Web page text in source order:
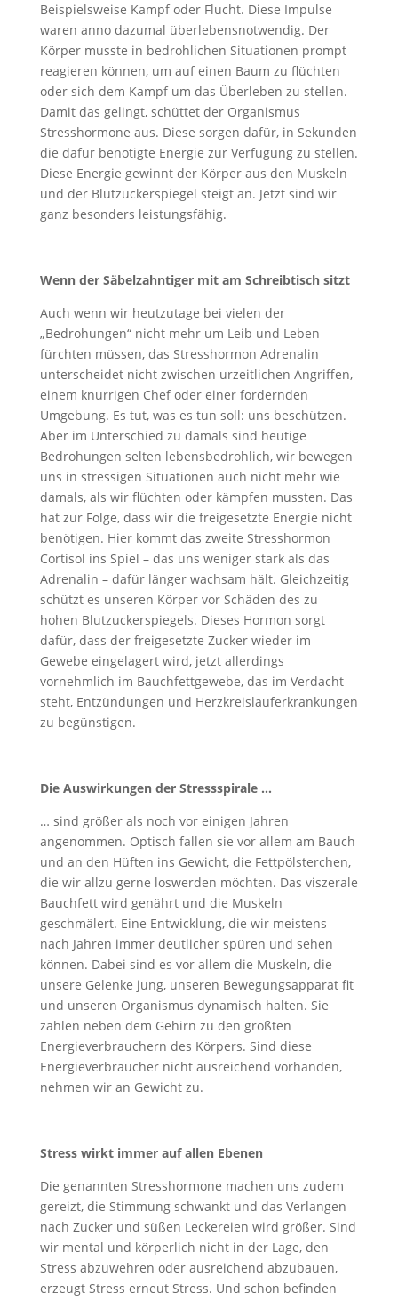
Beispielsweise Kampf oder Flucht. Diese Impulse
waren anno dazumal überlebensnotwendig. Der
Körper musste in bedrohlichen Situationen prompt
reagieren können, um auf einen Baum zu flüchten
oder sich dem Kampf um das Überleben zu stellen.
Damit das gelingt, schüttet der Organismus
Stresshormone aus. Diese sorgen dafür, in Sekunden
die dafür benötigte Energie zur Verfügung zu stellen.
Diese Energie gewinnt der Körper aus den Muskeln
und der Blutzuckerspiegel steigt an. Jetzt sind wir
ganz besonders leistungsfähig.
Wenn der Säbelzahntiger mit am Schreibtisch sitzt
Auch wenn wir heutzutage bei vielen der
„Bedrohungen“ nicht mehr um Leib und Leben
fürchten müssen, das Stresshormon Adrenalin
unterscheidet nicht zwischen urzeitlichen Angriffen,
einem knurrigen Chef oder einer fordernden
Umgebung. Es tut, was es tun soll: uns beschützen.
Aber im Unterschied zu damals sind heutige
Bedrohungen selten lebensbedrohlich, wir bewegen
uns in stressigen Situationen auch nicht mehr wie
damals, als wir flüchten oder kämpfen mussten. Das
hat zur Folge, dass wir die freigesetzte Energie nicht
benötigen. Hier kommt das zweite Stresshormon
Cortisol ins Spiel – das uns weniger stark als das
Adrenalin – dafür länger wachsam hält. Gleichzeitig
schützt es unseren Körper vor Schäden des zu
hohen Blutzuckerspiegels. Dieses Hormon sorgt
dafür, dass der freigesetzte Zucker wieder im
Gewebe eingelagert wird, jetzt allerdings
vornehmlich im Bauchfettgewebe, das im Verdacht
steht, Entzündungen und Herzkreislauferkrankungen
zu begünstigen.
Die Auswirkungen der Stressspirale …
… sind größer als noch vor einigen Jahren
angenommen. Optisch fallen sie vor allem am Bauch
und an den Hüften ins Gewicht, die Fettpölsterchen,
die wir allzu gerne loswerden möchten. Das viszerale
Bauchfett wird genährt und die Muskeln
geschmälert. Eine Entwicklung, die wir meistens
nach Jahren immer deutlicher spüren und sehen
können. Dabei sind es vor allem die Muskeln, die
unsere Gelenke jung, unseren Bewegungsapparat fit
und unseren Organismus dynamisch halten. Sie
zählen neben dem Gehirn zu den größten
Energieverbrauchern des Körpers. Sind diese
Energieverbraucher nicht ausreichend vorhanden,
nehmen wir an Gewicht zu.
Stress wirkt immer auf allen Ebenen
Die genannten Stresshormone machen uns zudem
gereizt, die Stimmung schwankt und das Verlangen
nach Zucker und süßen Leckereien wird größer. Sind
wir mental und körperlich nicht in der Lage, den
Stress abzuwehren oder ausreichend abzubauen,
erzeugt Stress erneut Stress. Und schon befinden